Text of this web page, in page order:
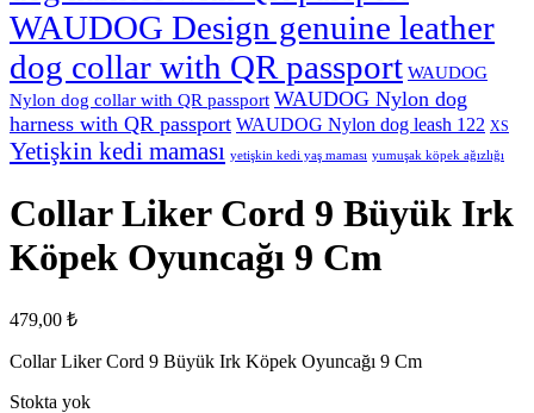
WAUDOG Design genuine leather
dog collar with QR passport WAUDOG
Nylon dog collar with QR passport WAUDOG Nylon dog
harness with QR passport WAUDOG Nylon dog leash 122 XS
Yetişkin kedi maması yetişkin kedi yaş maması yumuşak köpek ağızlığı
Collar Liker Cord 9 Büyük Irk
Köpek Oyuncağı 9 Cm
479,00 ₺
Collar Liker Cord 9 Büyük Irk Köpek Oyuncağı 9 Cm
Stokta yok